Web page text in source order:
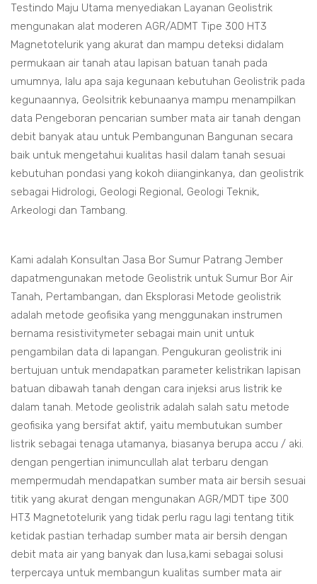
Testindo Maju Utama menyediakan Layanan Geolistrik
mengunakan alat moderen AGR/ADMT Tipe 300 HT3
Magnetotelurik yang akurat dan mampu deteksi didalam
permukaan air tanah atau lapisan batuan tanah pada
umumnya, lalu apa saja kegunaan kebutuhan Geolistrik pada
kegunaannya, Geolsitrik kebunaanya mampu menampilkan
data Pengeboran pencarian sumber mata air tanah dengan
debit banyak atau untuk Pembangunan Bangunan secara
baik untuk mengetahui kualitas hasil dalam tanah sesuai
kebutuhan pondasi yang kokoh diianginkanya, dan geolistrik
sebagai Hidrologi, Geologi Regional, Geologi Teknik,
Arkeologi dan Tambang.
Kami adalah Konsultan Jasa Bor Sumur Patrang Jember
dapatmengunakan metode Geolistrik untuk Sumur Bor Air
Tanah, Pertambangan, dan Eksplorasi Metode geolistrik
adalah metode geofisika yang menggunakan instrumen
bernama resistivitymeter sebagai main unit untuk
pengambilan data di lapangan. Pengukuran geolistrik ini
bertujuan untuk mendapatkan parameter kelistrikan lapisan
batuan dibawah tanah dengan cara injeksi arus listrik ke
dalam tanah. Metode geolistrik adalah salah satu metode
geofisika yang bersifat aktif, yaitu membutukan sumber
listrik sebagai tenaga utamanya, biasanya berupa accu / aki.
dengan pengertian inimuncullah alat terbaru dengan
mempermudah mendapatkan sumber mata air bersih sesuai
titik yang akurat dengan mengunakan AGR/MDT tipe 300
HT3 Magnetotelurik yang tidak perlu ragu lagi tentang titik
ketidak pastian terhadap sumber mata air bersih dengan
debit mata air yang banyak dan lusa,kami sebagai solusi
terpercaya untuk membangun kualitas sumber mata air